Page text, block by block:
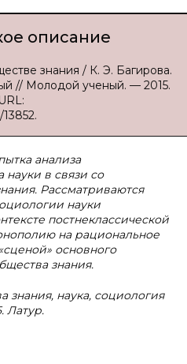
описание
знания / К. Э. Багирова.
// Молодой ученый. — 2015.
анализа
науки в связи со
Рассматриваются
науки
постнеклассической
на рациональное
основного
знания.
знания, наука, социология
Латур.